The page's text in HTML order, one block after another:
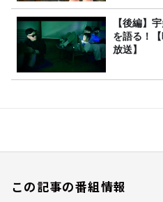
【後編】
を語る！
放送】
この記事の番組情報